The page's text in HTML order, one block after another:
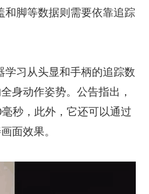
和脚等数据则需要依靠追踪
学习从头显和手柄的追踪数
身动作姿势。公告指出，
秒，此外，它还可以通过
面效果。